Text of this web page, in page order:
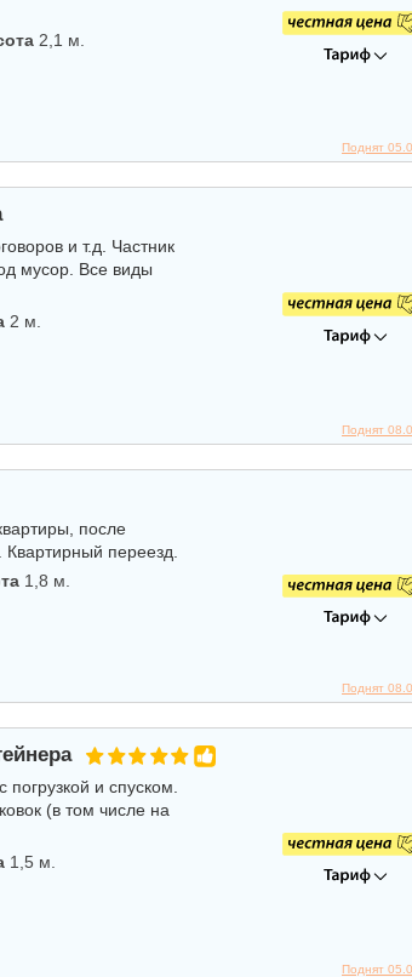
Поднят
2,1 м.
Поднят
и т.д. Частник
мусор. Все виды
2 м.
Поднят
после
переезд.
1,8 м.
Поднят
и спуском.
(в том числе на
1,5 м.